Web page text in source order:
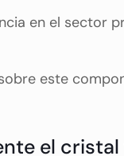
en el sector
este
el